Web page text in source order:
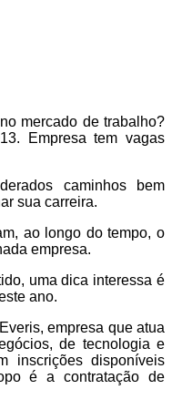
mercado de trabalho?
Empresa tem vagas
caminhos bem
sua carreira.
ao longo do tempo, o
empresa.
uma dica interessa é
ano.
empresa que atua
de tecnologia e
inscrições disponíveis
é a contratação de